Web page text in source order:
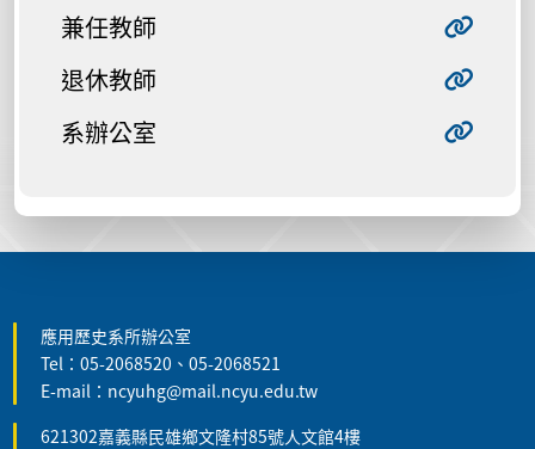
兼任教師
退休教師
系辦公室
應用歷史系所辦公室
Tel：05-2068520、05-2068521
E-mail：ncyuhg@mail.ncyu.edu.tw
621302嘉義縣民雄鄉文隆村85號人文館4樓